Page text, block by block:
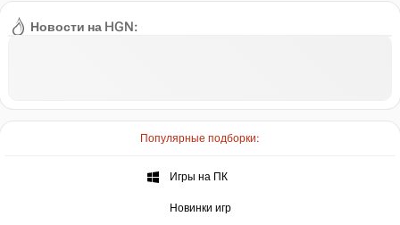
Новости на HGN:
Популярные подборки:
Игры на ПК
Новинки игр